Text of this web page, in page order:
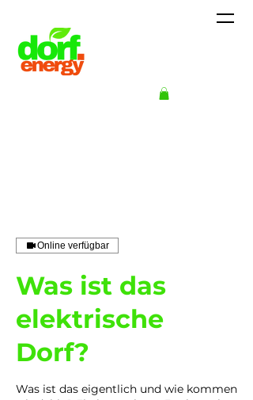
Online verfügbar
Was ist das
elektrische
Dorf?
Was ist das eigentlich und wie kommen